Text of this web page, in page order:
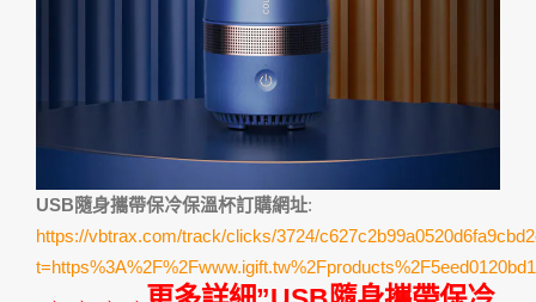
USB隨身攜帶保冷保溫杯訂購網址:
https://vbtrax.com/track/clicks/3724/